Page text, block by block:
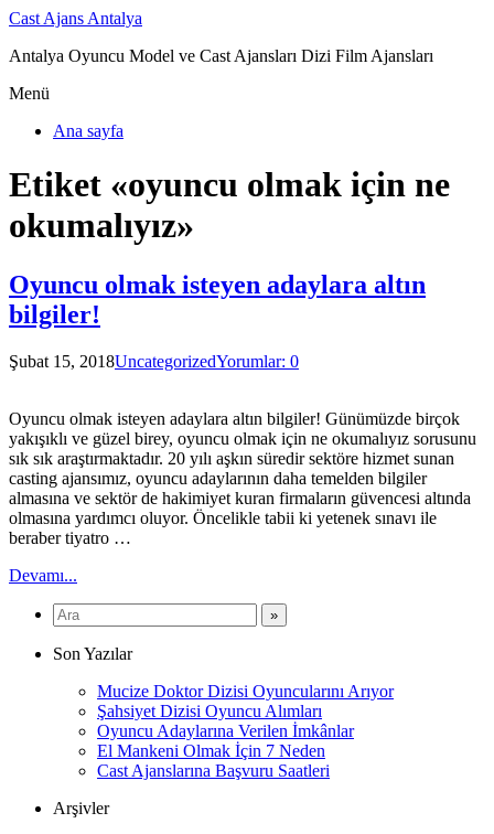
Cast Ajans Antalya
Antalya Oyuncu Model ve Cast Ajansları Dizi Film Ajansları
Menü
Ana sayfa
Etiket «oyuncu olmak için ne
okumalıyız»
Oyuncu olmak isteyen adaylara altın
bilgiler!
Şubat 15, 2018UncategorizedYorumlar: 0
Oyuncu olmak isteyen adaylara altın bilgiler! Günümüzde birçok
yakışıklı ve güzel birey, oyuncu olmak için ne okumalıyız sorusunu
sık sık araştırmaktadır. 20 yılı aşkın süredir sektöre hizmet sunan
casting ajansımız, oyuncu adaylarının daha temelden bilgiler
almasına ve sektör de hakimiyet kuran firmaların güvencesi altında
olmasına yardımcı oluyor. Öncelikle tabii ki yetenek sınavı ile
beraber tiyatro …
Devamı...
Son Yazılar
Mucize Doktor Dizisi Oyuncularını Arıyor
Şahsiyet Dizisi Oyuncu Alımları
Oyuncu Adaylarına Verilen İmkânlar
El Mankeni Olmak İçin 7 Neden
Cast Ajanslarına Başvuru Saatleri
Arşivler